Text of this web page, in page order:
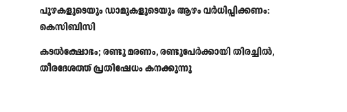
പുഴകളുടെയും ഡാമുകളുടെയും ആഴം വര്‍ധിപ്പിക്കണം:
കെസിബിസി
കടൽക്ഷോഭം; രണ്ടു മരണം, രണ്ടുപേർക്കായി തിരച്ചിൽ,
തീരദേശത്ത് പ്രതിഷേധം കനക്കുന്നു